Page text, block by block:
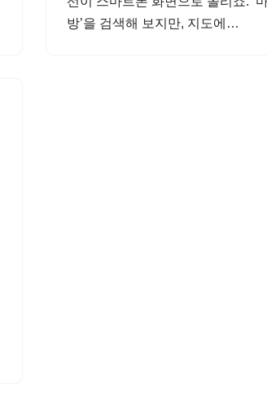
방’을 검색해 보지만, 지도에…